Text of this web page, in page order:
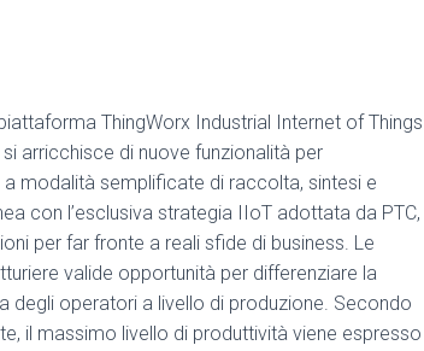
ThingWorx Industrial Internet of Things
arricchisce di nuove funzionalità per
modalità semplificate di raccolta, sintesi e
con l’esclusiva strategia IIoT adottata da PTC,
per far fronte a reali sfide di business. Le
valide opportunità per differenziare la
degli operatori a livello di produzione. Secondo
il massimo livello di produttività viene espresso